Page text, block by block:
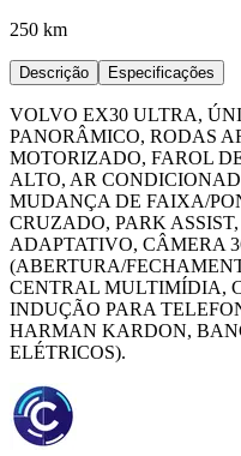
250 km
Descrição Especificações
VOLVO EX30 ULTRA,
PANORÂMICO, RODAS
MOTORIZADO, FAROL
ALTO, AR
MUDANÇA DE FAIXA/
CRUZADO, PARK
ADAPTATIVO, CÂMERA
(ABERTURA/
CENTRAL MULTIMÍDIA,
INDUÇÃO PARA
HARMAN KARDON,
ELÉTRICOS).